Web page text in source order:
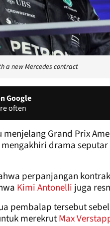
a new Mercedes contract
Google
often
menjelang Grand Prix
mengakhiri drama
perpanjangan
Kimi Antonelli juga
pembalap tersebut
merekrutMax